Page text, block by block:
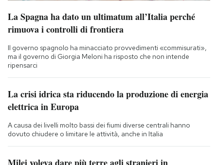
La Spagna ha dato un ultimatum all’Italia perché
rimuova i controlli di frontiera
Il governo spagnolo ha minacciato provvedimenti «commisurati»,
ma il governo di Giorgia Meloni ha risposto che non intende
ripensarci
La crisi idrica sta riducendo la produzione di energia
elettrica in Europa
A causa dei livelli molto bassi dei fiumi diverse centrali hanno
dovuto chiudere o limitare le attività, anche in Italia